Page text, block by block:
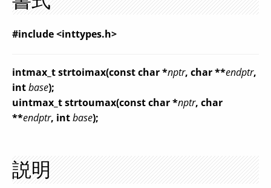
#include <inttypes.h>
intmax_t strtoimax(const char *nptr, char **endptr,
intbase);
uintmax_t strtoumax(const char *nptr, char
**endptr, intbase);
説明